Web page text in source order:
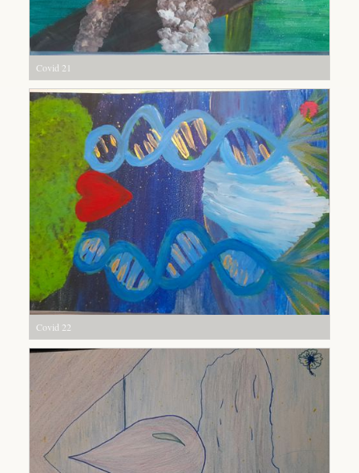
Covid 21
Covid 22